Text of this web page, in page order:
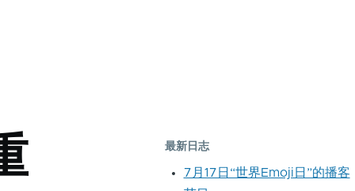
最新日志
7月17日“世界Emoji日”的播客